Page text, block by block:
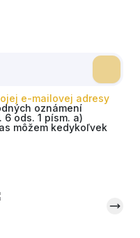
e-mailovej adresy
oznámení
ods. 1 písm. a)
môžem kedykoľvek